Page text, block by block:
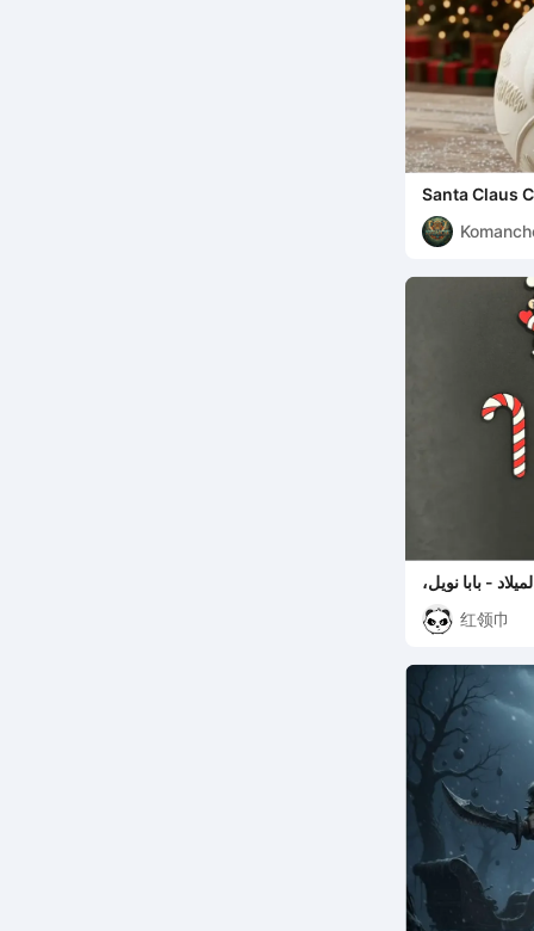
Santa Claus
- بابا نويل،
الهدايا، الجرس
红领巾